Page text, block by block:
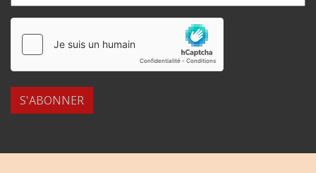
S'ABONNER